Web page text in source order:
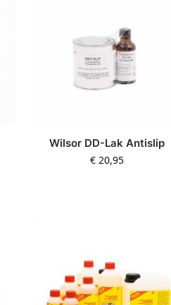
Wilsor DD-Lak Antislip
€ 20,95